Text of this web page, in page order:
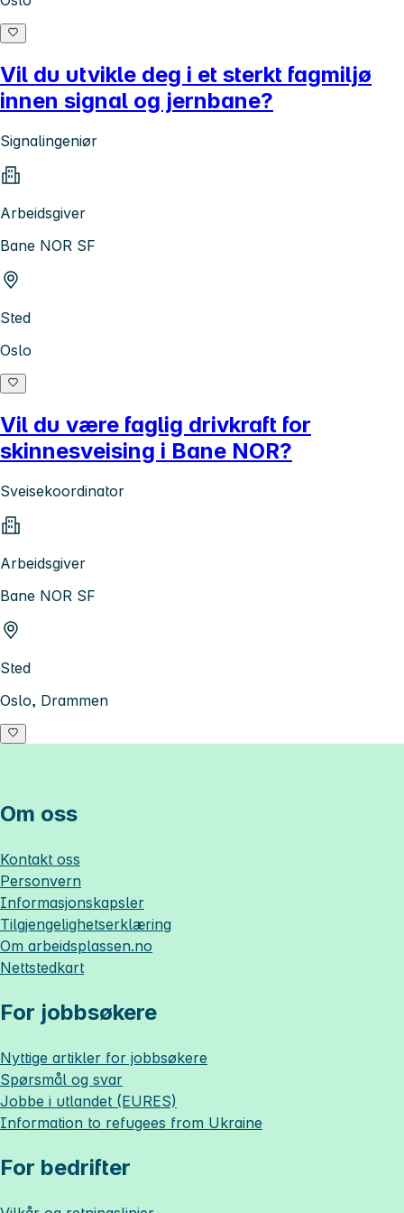
Vil du utvikle deg i et sterkt fagmiljø
innen signal og jernbane?
Signalingeniør
Arbeidsgiver
Bane NOR SF
Sted
Oslo
Vil du være faglig drivkraft for
skinnesveising i Bane NOR?
Sveisekoordinator
Arbeidsgiver
Bane NOR SF
Sted
Oslo, Drammen
Om oss
Kontakt oss
Personvern
Informasjonskapsler
Tilgjengelighetserklæring
Om arbeidsplassen.no
Nettstedkart
For jobbsøkere
Nyttige artikler for jobbsøkere
Spørsmål og svar
Jobbe i utlandet (EURES)
Information to refugees from Ukraine
For bedrifter